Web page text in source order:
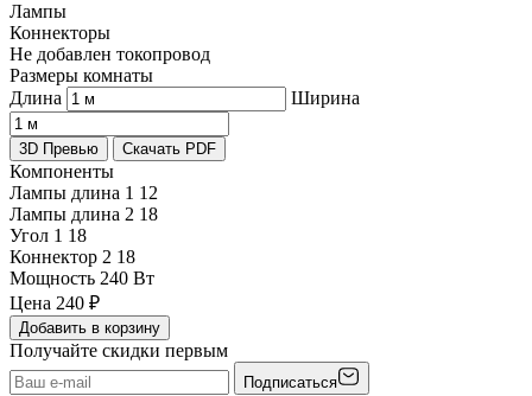
Лампы
Коннекторы
Не добавлен токопровод
Размеры комнаты
Длина
Ширина
3D Превью Скачать PDF
Компоненты
Лампы длина 1 12
Лампы длина 2 18
Угол 1 18
Коннектор 2 18
Мощность 240 Вт
Цена 240 ₽
Добавить в корзину
Получайте скидки первым
Подписаться